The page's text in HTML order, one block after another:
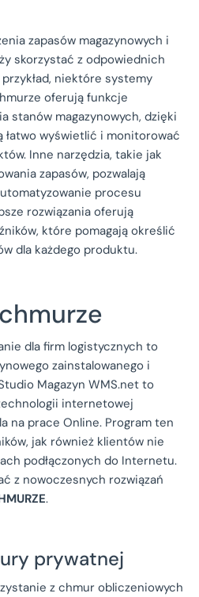
zapasów magazynowych i
skorzystać z odpowiednich
niektóre systemy
oferują funkcje
stanów magazynowych, dzięki
łatwo wyświetlić i monitorować
Inne narzędzia, takie jak
zapasów, pozwalają
procesu
rozwiązania oferują
które pomagają określić
dla każdego produktu.
dla firm logistycznych to
zainstalowanego i
Magazyn WMS.net to
internetowej
na prace Online. Program ten
jak również klientów nie
podłączonych do Internetu.
z nowoczesnych rozwiązań
.
prywatnej
z chmur obliczeniowych